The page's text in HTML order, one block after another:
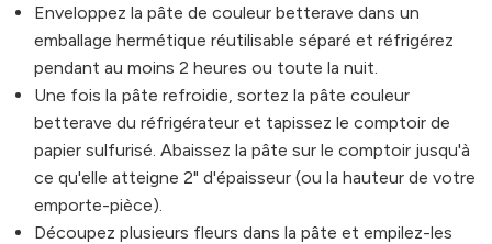
Enveloppez la pâte de couleur betterave dans un
emballage hermétique réutilisable séparé et réfrigérez
pendant au moins 2 heures ou toute la nuit.
Une fois la pâte refroidie, sortez la pâte couleur
betterave du réfrigérateur et tapissez le comptoir de
papier sulfurisé. Abaissez la pâte sur le comptoir jusqu'à
ce qu'elle atteigne 2" d'épaisseur (ou la hauteur de votre
emporte-pièce).
Découpez plusieurs fleurs dans la pâte et empilez-les